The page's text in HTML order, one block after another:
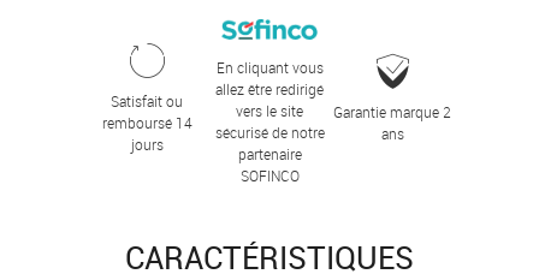
Satisfait ou
remboursé 14
jours
En cliquant vous
allez être redirigé
vers le site
sécurisé de notre
partenaire
SOFINCO
Garantie marque 2
ans
CARACTÉRISTIQUES